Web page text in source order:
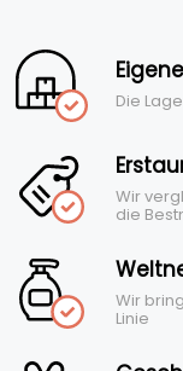
Die
Wir
die
Wir
Linie